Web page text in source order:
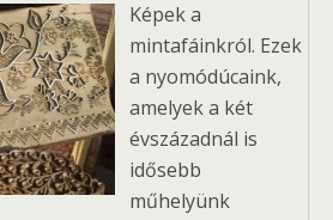
Képek a
mintafáinkról. Ezek
a nyomódúcaink,
amelyek a két
évszázadnál is
idősebb
műhelyünk